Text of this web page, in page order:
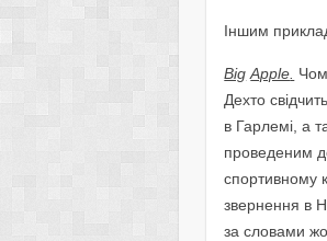
Іншим
Big Apple
Дехто
в Гарлемі, а
проведеним
спортивному
звернення в
за словами